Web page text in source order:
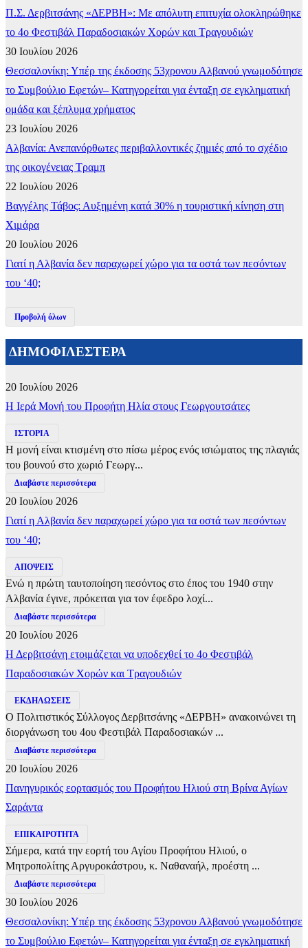
Π.Σ. Δερβιτσάνης «ΔΕΡΒΗ»: Με απόλυτη επιτυχία ολοκληρώθηκε
το 4ο Φεστιβάλ Παραδοσιακών Χορών και Τραγουδιών
30 Ιουλίου 2026
Θεσσαλονίκη: Υπέρ της έκδοσης 53χρονου Αλβανού γνωμοδότησε
το Συμβούλιο Εφετών– Κατηγορείται για ένταξη σε εγκληματική
ομάδα και ξέπλυμα χρήματος
23 Ιουλίου 2026
Αλβανία: Ανεπανόρθωτες περιβαλλοντικές ζημιές από το σχέδιο
της οικογένειας Τραμπ
22 Ιουλίου 2026
Βαγγέλης Τάβος: Αυξημένη κατά 30% η τουριστική κίνηση στη
Χιμάρα
20 Ιουλίου 2026
Γιατί η Αλβανία δεν παραχωρεί χώρο για τα οστά των πεσόντων
του ‘40;
Προβολή όλων
ΔΗΜΟΦΙΛΕΣΤΕΡΑ
20 Ιουλίου 2026
​Η Ιερά Μονή του Προφήτη Ηλία στους Γεωργουτσάτες
ΙΣΤΟΡΙΑ
Η μονή είναι κτισμένη στο πίσω μέρος ενός ισιώματος της πλαγιάς
του βουνού στο χωριό Γεωργ...
Διαβάστε περισσότερα
20 Ιουλίου 2026
Γιατί η Αλβανία δεν παραχωρεί χώρο για τα οστά των πεσόντων
του ‘40;
ΑΠΟΨΕΙΣ
Ενώ η πρώτη ταυτοποίηση πεσόντος στο έπος του 1940 στην
Αλβανία έγινε, πρόκειται για τον έφεδρο λοχί...
Διαβάστε περισσότερα
20 Ιουλίου 2026
Η Δερβιτσάνη ετοιμάζεται να υποδεχθεί το 4ο Φεστιβάλ
Παραδοσιακών Χορών και Τραγουδιών
ΕΚΔΗΛΩΣΕΙΣ
Ο Πολιτιστικός Σύλλογος Δερβιτσάνης «ΔΕΡΒΗ» ανακοινώνει τη
διοργάνωση του 4ου Φεστιβάλ Παραδοσιακών ...
Διαβάστε περισσότερα
20 Ιουλίου 2026
Πανηγυρικός εορτασμός του Προφήτου Ηλιού στη Βρίνα Αγίων
Σαράντα
ΕΠΙΚΑΙΡΟΤΗΤΑ
Σήμερα, κατά την εορτή του Αγίου Προφήτου Ηλιού, ο
Μητροπολίτης Αργυροκάστρου, κ. Ναθαναήλ, προέστη ...
Διαβάστε περισσότερα
30 Ιουλίου 2026
Θεσσαλονίκη: Υπέρ της έκδοσης 53χρονου Αλβανού γνωμοδότησε
το Συμβούλιο Εφετών– Κατηγορείται για ένταξη σε εγκληματική